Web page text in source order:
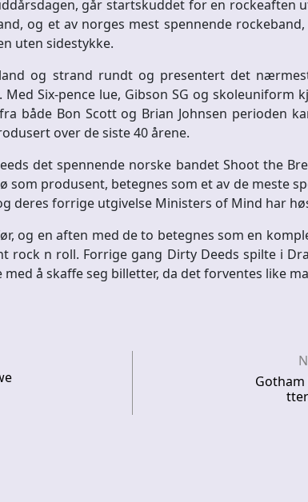
går startskuddet for en rockeaften
og et av norges mest spennende
uten sidestykke.
og strand rundt og presentert det
Six-pence lue, Gibson SG og skoleuniform
både Bon Scott og Brian Johnsen perioden
over de siste 40 årene.
det spennende norske bandet Shoot the
som produsent, betegnes som et av de meste
deres forrige utgivelse Ministers of Mind har
og en aften med de to betegnes som en
rock n roll. Forrige gang Dirty Deeds spilte i
å skaffe seg billetter, da det forventes like